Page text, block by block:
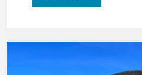
de